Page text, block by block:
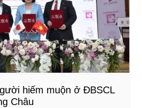
hiếm muộn ở ĐBSCL
Châu